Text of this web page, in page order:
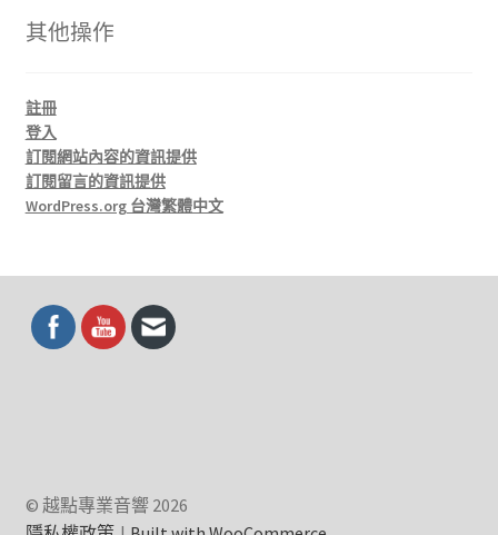
其他操作
註冊
登入
訂閱網站內容的資訊提供
訂閱留言的資訊提供
WordPress.org 台灣繁體中文
© 越點專業音響 2026